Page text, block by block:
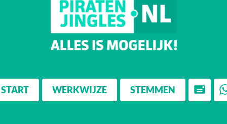
START WERKWIJZE STEMMEN